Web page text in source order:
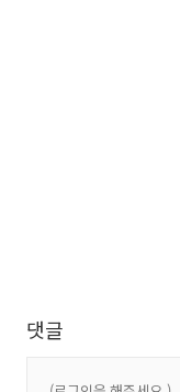
댓글